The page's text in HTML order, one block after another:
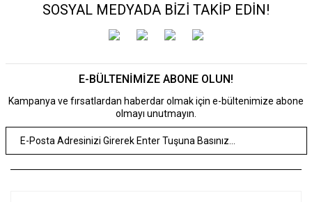
SOSYAL MEDYADA BİZİ TAKİP EDİN!
E-BÜLTENİMİZE ABONE OLUN!
Kampanya ve fırsatlardan haberdar olmak için e-bültenimize abone
olmayı unutmayın.